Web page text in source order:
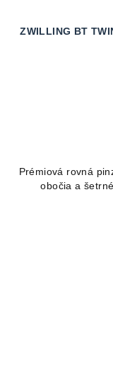
ZWILLING BT
Prémiová rovná
obočia a